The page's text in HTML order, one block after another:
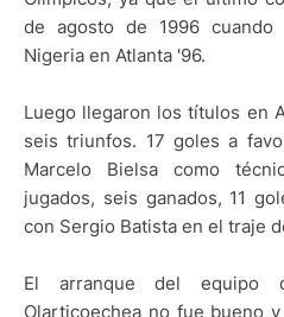
de agosto de 1996
Nigeria en Atlanta '96.
Luego llegaron los títulos en
seis triunfos. 17 goles a
Marcelo Bielsa como
jugados, seis ganados, 11
con Sergio Batista en el traje
El arranque del equipo
Olarticoechea no fue bueno